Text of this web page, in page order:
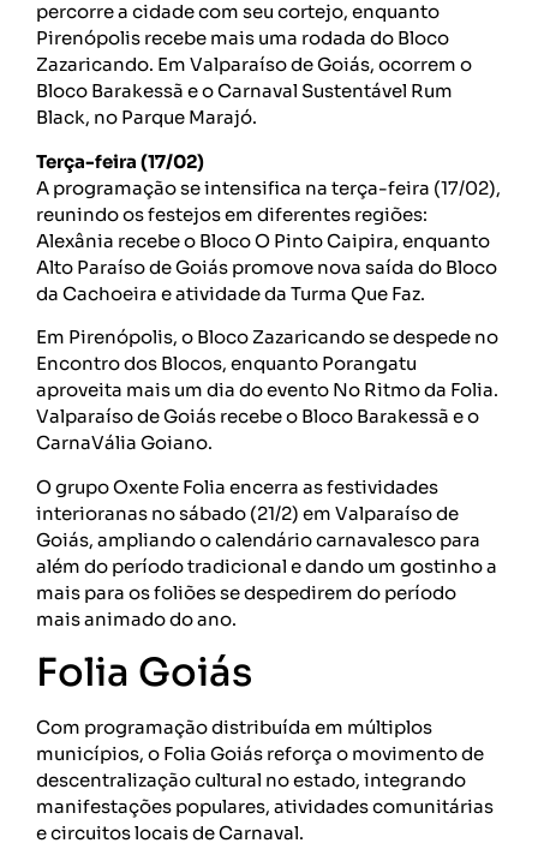
percorre a cidade com seu cortejo, enquanto
Pirenópolis recebe mais uma rodada do Bloco
Zazaricando. Em Valparaíso de Goiás, ocorrem o
Bloco Barakessã e o Carnaval Sustentável Rum
Black, no Parque Marajó.
Terça-feira (17/02)
A programação se intensifica na terça-feira (17/02),
reunindo os festejos em diferentes regiões:
Alexânia recebe o Bloco O Pinto Caipira, enquanto
Alto Paraíso de Goiás promove nova saída do Bloco
da Cachoeira e atividade da Turma Que Faz.
Em Pirenópolis, o Bloco Zazaricando se despede no
Encontro dos Blocos, enquanto Porangatu
aproveita mais um dia do evento No Ritmo da Folia.
Valparaíso de Goiás recebe o Bloco Barakessã e o
CarnaVália Goiano.
O grupo Oxente Folia encerra as festividades
interioranas no sábado (21/2) em Valparaíso de
Goiás, ampliando o calendário carnavalesco para
além do período tradicional e dando um gostinho a
mais para os foliões se despedirem do período
mais animado do ano.
Folia Goiás
Com programação distribuída em múltiplos
municípios, o Folia Goiás reforça o movimento de
descentralização cultural no estado, integrando
manifestações populares, atividades comunitárias
e circuitos locais de Carnaval.